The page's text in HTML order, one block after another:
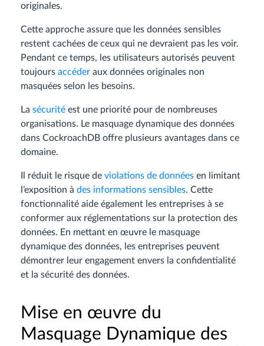
originales.
Cette approche assure que les données sensibles
restent cachées de ceux qui ne devraient pas les voir.
Pendant ce temps, les utilisateurs autorisés peuvent
toujours accéder aux données originales non
masquées selon les besoins.
La sécurité est une priorité pour de nombreuses
organisations. Le masquage dynamique des données
dans CockroachDB offre plusieurs avantages dans ce
domaine.
Il réduit le risque de violations de données en limitant
l’exposition à des informations sensibles. Cette
fonctionnalité aide également les entreprises à se
conformer aux réglementations sur la protection des
données. En mettant en œuvre le masquage
dynamique des données, les entreprises peuvent
démontrer leur engagement envers la confidentialité
et la sécurité des données.
Mise en œuvre du
Masquage Dynamique des